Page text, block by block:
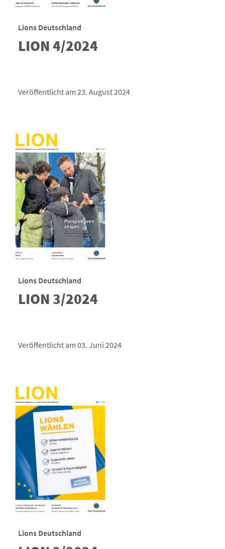
Lions Deutschland
LION 4/2024
Veröffentlicht am 23. August 2024
Lions Deutschland
LION 3/2024
Veröffentlicht am 03. Juni 2024
Lions Deutschland